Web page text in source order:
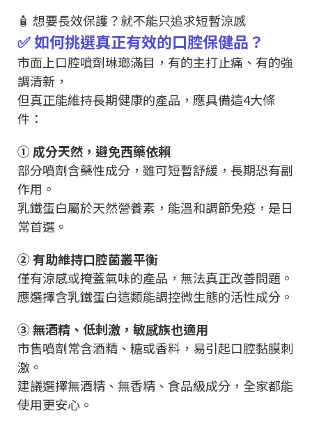
🧴 想要長效保護？就不能只追求短暫涼感
✅ 如何挑選真正有效的口腔保健品？
市面上口腔噴劑琳瑯滿目，有的主打止痛、有的強
調清新，
但真正能維持長期健康的產品，應具備這4大條
件：
① 成分天然，避免西藥依賴
部分噴劑含藥性成分，雖可短暫舒緩，長期恐有副
作用。
乳鐵蛋白屬於天然營養素，能溫和調節免疫，是日
常首選。
② 有助維持口腔菌叢平衡
僅有涼感或掩蓋氣味的產品，無法真正改善問題。
應選擇含乳鐵蛋白這類能調控微生態的活性成分。
③ 無酒精、低刺激，敏感族也適用
市售噴劑常含酒精、糖或香料，易引起口腔黏膜刺
激。
建議選擇無酒精、無香精、食品級成分，全家都能
使用更安心。